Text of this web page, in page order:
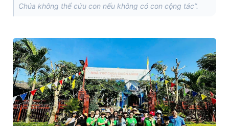
Chúa không thể cứu con nếu không có con cộng tác”.